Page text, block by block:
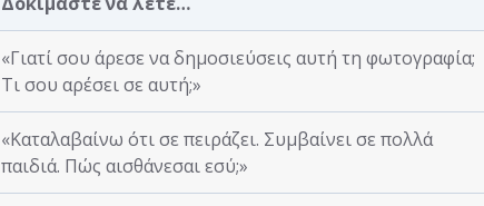
«Γιατί σου άρεσε να δημοσιεύσεις αυτή τη φωτογραφία;
Τι σου αρέσει σε αυτή;»
«Καταλαβαίνω ότι σε πειράζει. Συμβαίνει σε πολλά
παιδιά. Πώς αισθάνεσαι εσύ;»